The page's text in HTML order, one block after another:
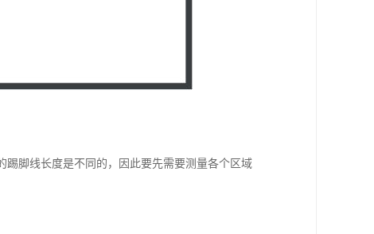
脚线长度是不同的，因此要先需要测量各个区域